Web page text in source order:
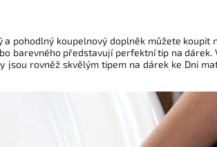
pohodlný koupelnový doplněk můžete koupit
barevného představují perfektní tip na dárek.
rovněž skvělým tipem na dárek ke Dni